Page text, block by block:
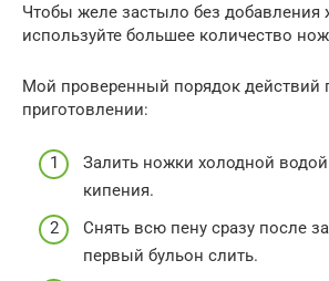
Чтобы желе застыло без добавления
используйте большее количество
Мой проверенный порядок действий
приготовлении:
Залить ножки холодной
кипения.
Снять всю пену сразу после
первый бульон слить.